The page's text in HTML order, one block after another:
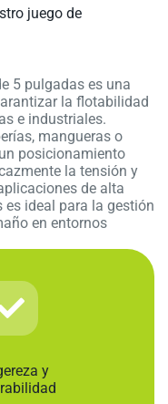
juego de
5 pulgadas es una
la flotabilidad
e industriales.
mangueras o
posicionamiento
la tensión y
de alta
es ideal para la gestión
en entornos
y